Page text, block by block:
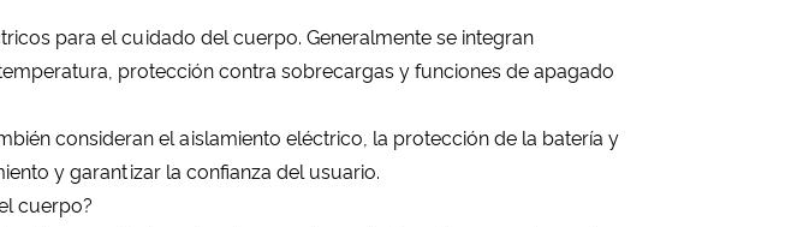
para el cuidado del cuerpo. Generalmente se integran
protección contra sobrecargas y funciones de apagado
consideran el aislamiento eléctrico, la protección de la batería y
y garantizar la confianza del usuario.
cuerpo?